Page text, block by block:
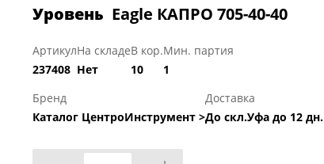
Уровень Eagle КАПРО 705-40-40
Артикул
237408
На складе
Нет
В кор.
10
Мин. партия
1
Бренд
Каталог ЦентроИнструмент >
Доставка
До скл.Уфа до 12 дн.